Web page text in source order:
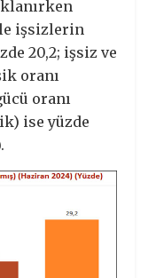
işsizlerin
20,2; işsiz ve
oranı
oranı
ise yüzde